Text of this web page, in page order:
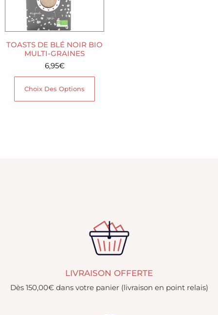
TOASTS DE BLÉ NOIR BIO
MULTI-GRAINES
6,95€
Choix Des Options
LIVRAISON OFFERTE
Dès 150,00€ dans votre panier (livraison en point relais)